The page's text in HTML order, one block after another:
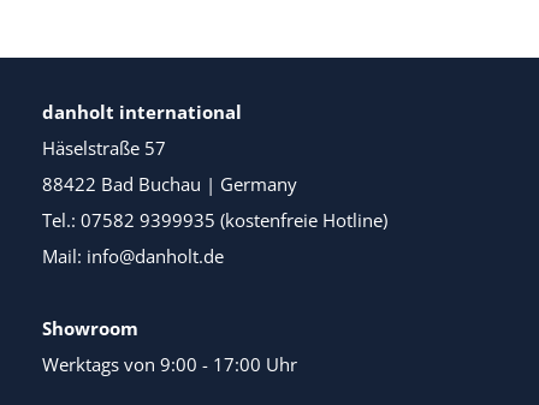
danholt international
Häselstraße 57
88422 Bad Buchau | Germany
Tel.: 07582 9399935 (kostenfreie Hotline)
Mail: info@danholt.de
Showroom
Werktags von 9:00 - 17:00 Uhr